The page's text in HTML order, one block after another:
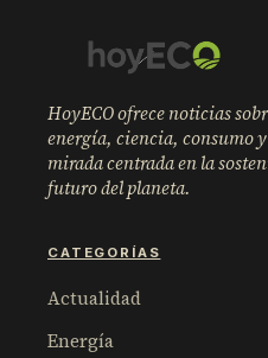
HoyECO ofrece noticias
energía, ciencia, consumo
mirada centrada en la
futuro del planeta.
CATEGORÍAS
Actualidad
Energía